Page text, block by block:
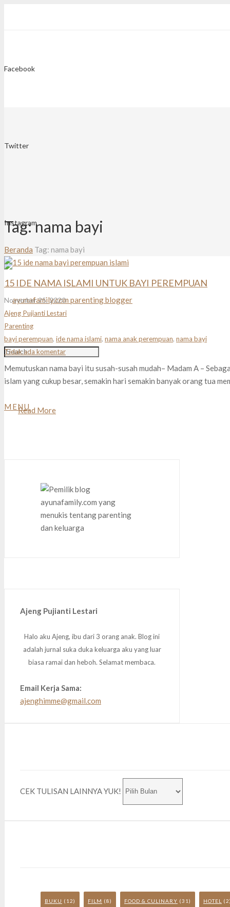
Facebook
Twitter
Instagram
MENU
Tag:nama bayi
Beranda Tag: nama bayi
15 IDE NAMA ISLAMI UNTUK BAYI PEREMPUAN
November 25, 2020
Ajeng Pujianti Lestari
Parenting
bayi perempuan, ide nama islami, nama anak perempuan, nama bayi
Tidak ada komentar
Memutuskan nama bayi itu susah-susah mudah– Madam A –
islam yang cukup besar, semakin hari semakin banyak orang tua
Read More
Ajeng Pujianti Lestari
Halo aku Ajeng, ibu dari 3 orang anak. Blog ini
adalah jurnal suka duka keluarga aku yang luar
biasa ramai dan heboh. Selamat membaca.
Email Kerja Sama:
ajenghimme@gmail.com
CEK TULISAN LAINNYA YUK!
BUKU (12) FILM (8) FOOD & CULINARY (31) HOTEL